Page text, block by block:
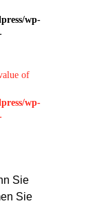
Sie
Sie
wp-
of
wp-
wp-